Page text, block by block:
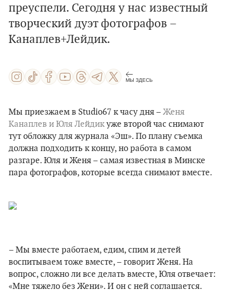
преуспели. Сегодня у нас известный
творческий дуэт фотографов –
Канаплев+Лейдик.
МЫ ЗДЕСЬ
Мы приезжаем в Studio67 к часу дня – Женя
Канаплев и Юля Лейдикуже второй час снимают
тут обложку для журнала «Эш». По плану съемка
должна подходить к концу, но работа в самом
разгаре. Юля и Женя – самая известная в Минске
пара фотографов, которые всегда снимают вместе.
– Мы вместе работаем, едим, спим и детей
воспитываем тоже вместе, – говорит Женя. На
вопрос, сложно ли все делать вместе, Юля отвечает:
«Мне тяжело без Жени». И он с ней соглашается.